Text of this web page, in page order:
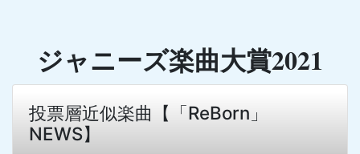
ジャニーズ楽曲大賞2021
投票層近似楽曲【「ReBorn」
NEWS】